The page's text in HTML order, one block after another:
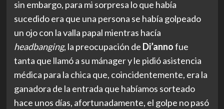
sin embargo, para mi sorpresa lo que había
sucedido era que una persona se había golpeado
un ojo con la valla papal mientras hacía
headbanging, la preocupación de Di’annofue
tanta que llamó a su mánager y le pidió asistencia
médica para la chica que, coincidentemente, era la
ganadora de la entrada que habíamos sorteado
hace unos días, afortunadamente, el golpe no pasó